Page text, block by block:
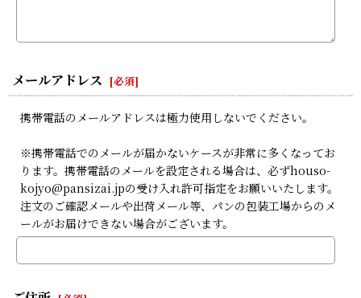
メールアドレス [必須]
携帯電話のメールアドレスは極力使用しないでください。
※携帯電話でのメールが届かないケースが非常に多くなってお
ります。携帯電話のメールを設定される場合は、必ずhouso-
kojyo@pansizai.jpの受け入れ許可指定をお願いいたします。
注文のご確認メールや出荷メール等、パンの包装工場からのメ
ールがお届けできない場合がございます。